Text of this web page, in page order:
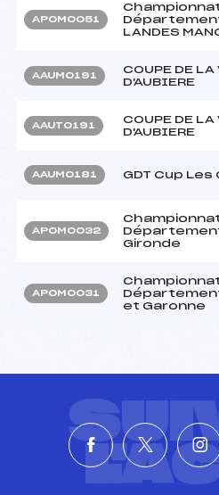
APOM0051
LANDES
AAUM0191
COUPE DE LA
D'AUBIERE
AAUT0191
COUPE DE LA
D'AUBIERE
AAUM0181 GDT Cup Les
APOM0032
Gironde
APOM0031
et Garonne